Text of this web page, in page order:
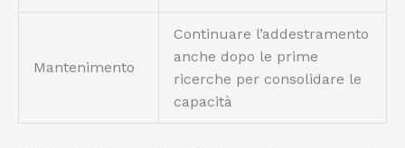
Mantenimento
Continuare l’addestramento
anche dopo le prime
ricerche per consolidare le
capacità